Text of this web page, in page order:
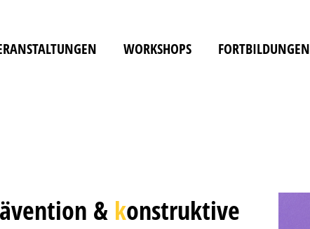
WORKSHOPS FORTBILDUNGEN
& konstruktive